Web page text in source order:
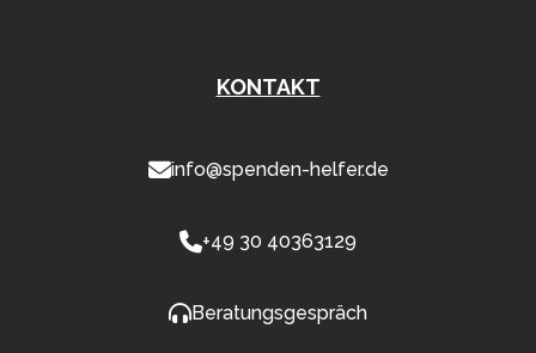
KONTAKT
info@spenden-helfer.de
+49 30 40363129
Beratungsgespräch